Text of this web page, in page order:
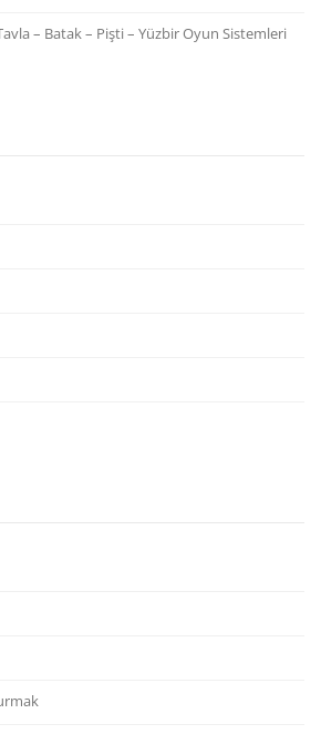
– Batak – Pişti – Yüzbir Oyun Sistemleri